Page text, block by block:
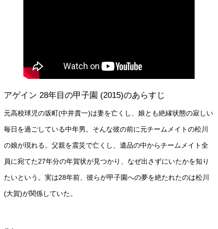
アゲイン 28年目の甲子園 (2015)のあらすじ
元高校球児の坂町(中井貴一)は妻を亡くし、娘とも絶縁状態の寂しい
毎日を過ごしている中年男。そんな彼の前に元チームメイトの松川
の娘が現れる。父親を震災で亡くし、遺品の中からチームメイト全
員に宛てた27年分の年賀状が見つかり、なぜ出さずにいたかを知り
たいという。実は28年前、彼らが甲子園への夢を絶たれたのは松川
(大賀)が関係していた。